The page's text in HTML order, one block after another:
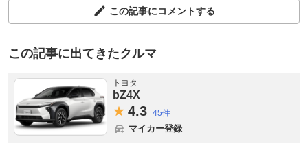
この記事にコメントする
この記事に出てきたクルマ
トヨタ
bZ4X
4.3 45件
マイカー登録